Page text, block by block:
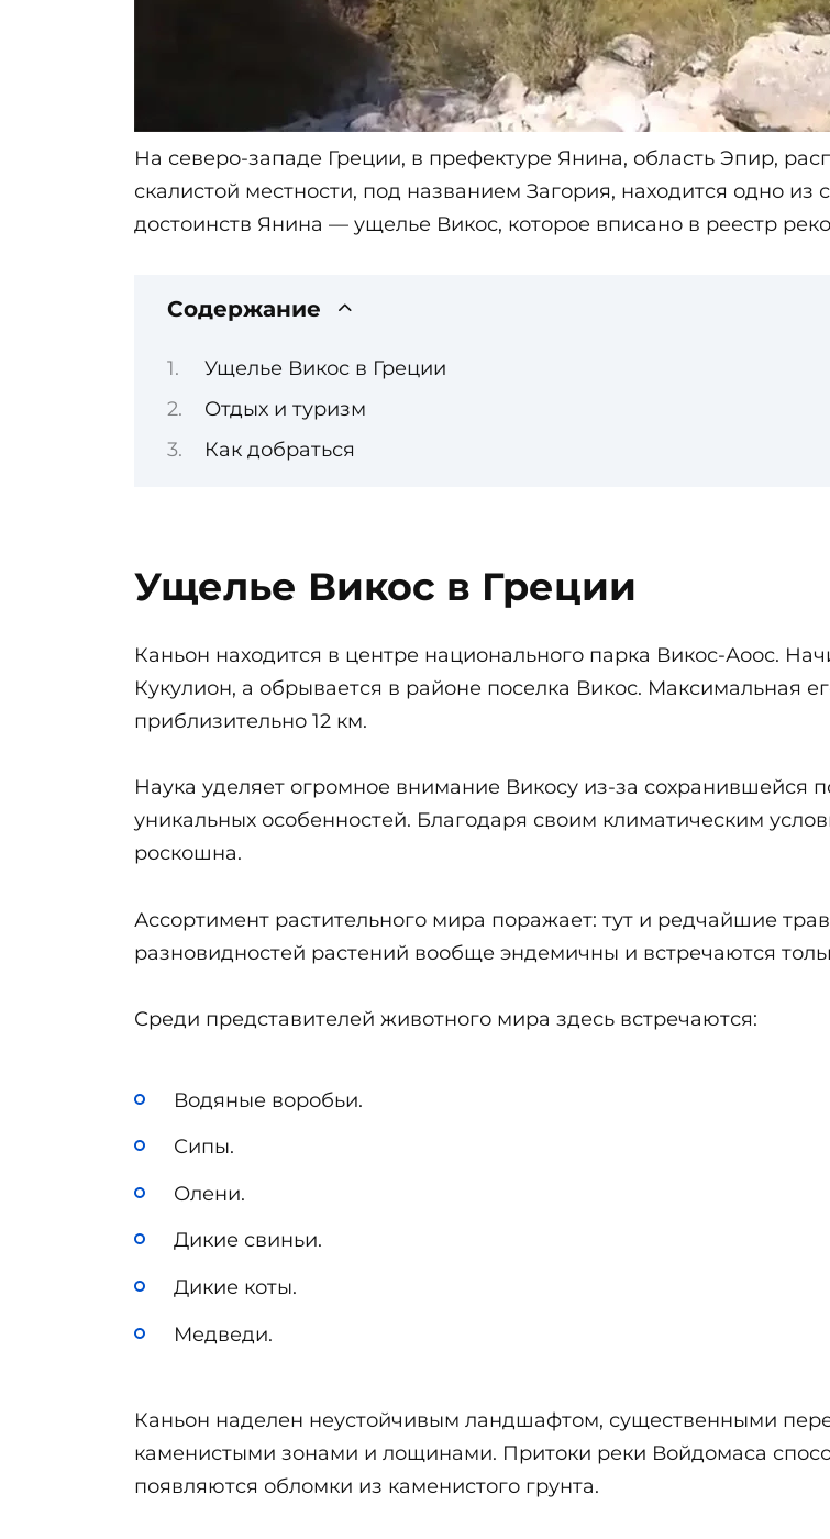
На северо-западе Греции, в префектуре Янина, область Эпир,
скалистой местности, под названием Загория, находится одно из
достоинств Янина — ущелье Викос, которое вписано в реестр
Содержание
Ущелье Викос в Греции
Отдых и туризм
Как добраться
Ущелье Викос в Греции
Каньон находится в центре национального парка Викос-Аоос.
Кукулион, а обрывается в районе поселка Викос. Максимальная
приблизительно 12 км.
Наука уделяет огромное внимание Викосу из-за сохранившейся
уникальных особенностей. Благодаря своим климатическим
роскошна.
Ассортимент растительного мира поражает: тут и редчайшие
разновидностей растений вообще эндемичны и встречаются
Среди представителей животного мира здесь встречаются:
Водяные воробьи.
Сипы.
Олени.
Дикие свиньи.
Дикие коты.
Медведи.
Каньон наделен неустойчивым ландшафтом, существенными
каменистыми зонами и лощинами. Притоки реки Войдомаса
появляются обломки из каменистого грунта.